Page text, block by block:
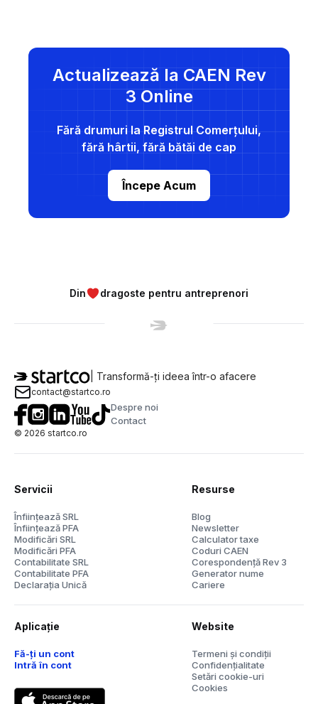
Actualizează la CAEN Rev
3 Online
Fără drumuri la Registrul Comerțului,
fără hârtii, fără bătăi de cap
Începe Acum
Din dragoste pentru antreprenori
| Transformă-ți ideea într-o afacere
contact@startco.ro
Despre noi
Contact
© 2026 startco.ro
Servicii
Înființează SRL
Înființează PFA
Modificări SRL
Modificări PFA
Contabilitate SRL
Contabilitate PFA
Declarația Unică
Resurse
Blog
Newsletter
Calculator taxe
Coduri CAEN
Corespondență Rev 3
Generator nume
Cariere
Aplicație
Fă-ți un cont
Intră în cont
Website
Termeni și condiții
Confidențialitate
Setări cookie-uri
Cookies